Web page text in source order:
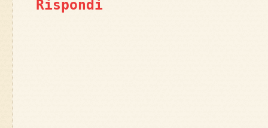
Rispondi